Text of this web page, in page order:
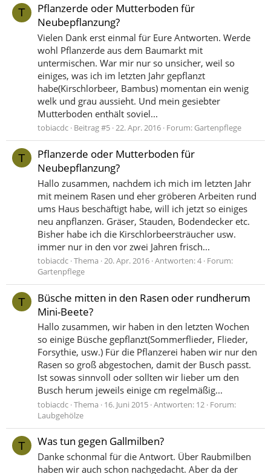
T
Pflanzerde oder Mutterboden für
Neubepflanzung?
Vielen Dank erst einmal für Eure Antworten. Werde
wohl Pflanzerde aus dem Baumarkt mit
untermischen. War mir nur so unsicher, weil so
einiges, was ich im letzten Jahr gepflanzt
habe(Kirschlorbeer, Bambus) momentan ein wenig
welk und grau aussieht. Und mein gesiebter
Mutterboden enthält soviel...
tobiacdc Beitrag #5 22. Apr. 2016 Forum: Gartenpflege
T
Pflanzerde oder Mutterboden für
Neubepflanzung?
Hallo zusammen, nachdem ich mich im letzten Jahr
mit meinem Rasen und eher gröberen Arbeiten rund
ums Haus beschäftigt habe, will ich jetzt so einiges
neu anpflanzen. Gräser, Stauden, Bodendecker etc.
Bisher habe ich die Kirschlorbeersträucher usw.
immer nur in den vor zwei Jahren frisch...
tobiacdc Thema 20. Apr. 2016 Antworten: 4 Forum:
Gartenpflege
T
Büsche mitten in den Rasen oder rundherum
Mini-Beete?
Hallo zusammen, wir haben in den letzten Wochen
so einige Büsche gepflanzt(Sommerflieder, Flieder,
Forsythie, usw.) Für die Pflanzerei haben wir nur den
Rasen so groß abgestochen, damit der Busch passt.
Ist sowas sinnvoll oder sollten wir lieber um den
Busch herum jeweils einige cm regelmäßig...
tobiacdc Thema 16. Juni 2015 Antworten: 12 Forum:
Laubgehölze
T Was tun gegen Gallmilben?
Danke schonmal für die Antwort. Über Raubmilben
haben wir auch schon nachgedacht. Aber da der